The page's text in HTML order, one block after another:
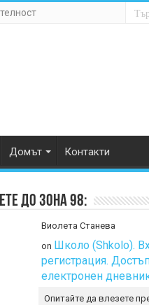
Домът Контакти
до Зона 98:
Виолета Станева
on Школо (Shkolo).
регистрация.
електронен
Опитайте да влезете